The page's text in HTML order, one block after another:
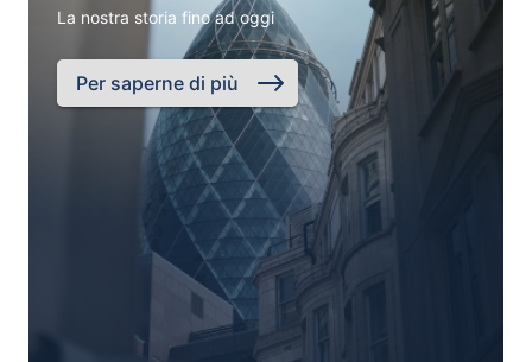
La nostra storia fino ad oggi
Per saperne di più